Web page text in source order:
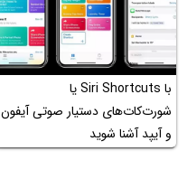
با Siri Shortcuts یا
شورت‌کات‌های دستیار صوتی آیفون
و آیپد آشنا شوید